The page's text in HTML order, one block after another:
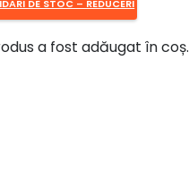
DE STOC – REDUCERI
a fost adăugat în coș.